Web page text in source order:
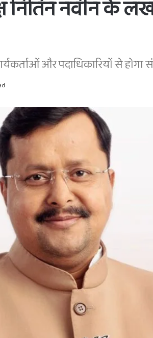
नितिन नवीन
और पदाधिकारियों से होगा